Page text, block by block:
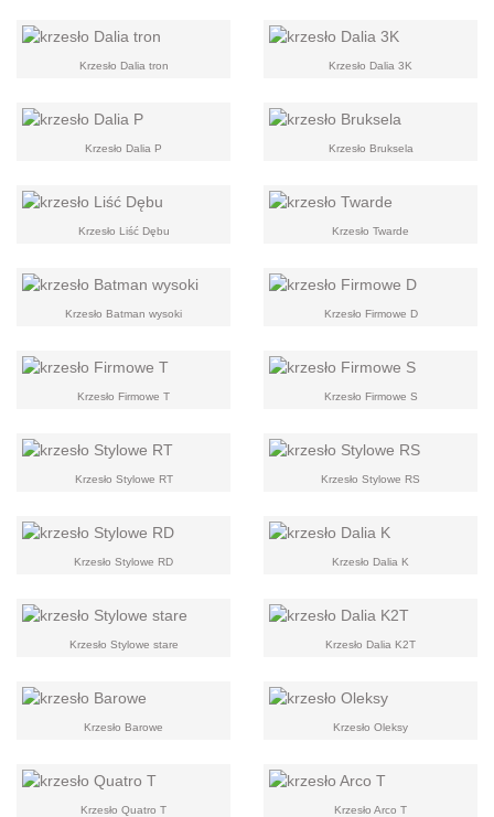
Krzesło Dalia tron Krzesło Dalia 3K
Krzesło Dalia P Krzesło Bruksela
Krzesło Liść Dębu Krzesło Twarde
Krzesło Batman wysoki Krzesło Firmowe D
Krzesło Firmowe T Krzesło Firmowe S
Krzesło Stylowe RT Krzesło Stylowe RS
Krzesło Stylowe RD Krzesło Dalia K
Krzesło Stylowe stare Krzesło Dalia K2T
Krzesło Barowe Krzesło Oleksy
Krzesło Quatro T Krzesło Arco T